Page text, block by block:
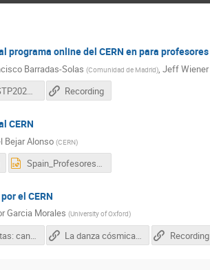
programa online del CERN en para profesores
Barradas-Solas (Comunidad de Madrid), Jeff Wiener
CERN-OESTP2021.pdf
Recording
CERN
Bejar Alonso (CERN)
Spain_Profesores_Intro.2021.02.03.pptx
el CERN
Garcia Morales (University of Oxford)
CERNtrípetas: canal de Héctor en YouTube La danza cósmica del CERN Recording